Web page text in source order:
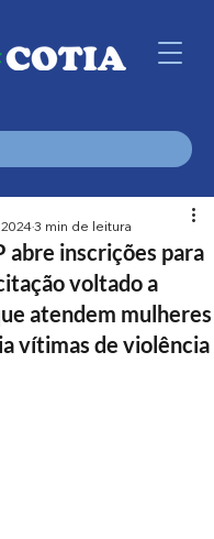
abre inscrições para
voltado a
atendem mulheres
vítimas de violência
3 min de leitura